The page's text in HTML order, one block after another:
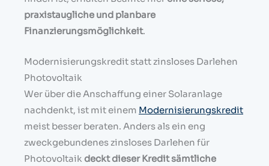
praxistaugliche und planbare
Finanzierungsmöglichkeit.
Modernisierungskredit statt zinsloses Darlehen
Photovoltaik
Wer über die Anschaffung einer Solaranlage
nachdenkt, ist mit einem Modernisierungskredit
meist besser beraten. Anders als ein eng
zweckgebundenes zinsloses Darlehen für
Photovoltaik deckt dieser Kredit sämtliche